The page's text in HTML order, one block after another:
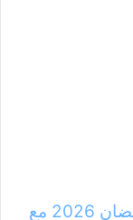
جدول مواعيد مسلسلات رمضان 2026 مع